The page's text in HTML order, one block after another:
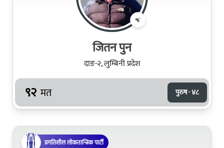
जितन पुन
दाङ-२, लुम्बिनी प्रदेश
९२ मत पुरुष · ४८
प्रगतिशील लोकतान्त्रिक पार्टी